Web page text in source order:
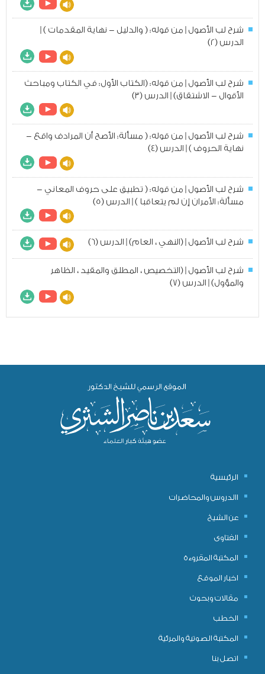
شرح لب الأصول | من قوله: ( والدليل - نهاية المقدمات ) |
الدرس (2)
شرح لب الأصول | من قوله: (الكتاب الأول: في الكتاب ومباحث
الأقوال - الاشتقاق) | الدرس (3)
شرح لب الأصول | من قوله: ( مسألة: الأصح أن المرادف واقع -
نهاية الحروف ) | الدرس (4)
شرح لب الأصول | من قوله: ( تطبيق على حروف المعاني -
مسألة: الأمران إن لم يتعاقبا ) | الدرس (5)
شرح لب الأصول | (النهي ، العام) | الدرس (6)
شرح لب الأصول | (التخصيص ، المطلق والمقيد ، الظاهر
والمؤول) | الدرس (7)
الرئيسية
االدروس والمحاضرات
عن الشيخ
الفتاوى
المكتبة المقروءة
اخبار الموقع
مقالات وبحوث
الخطب
المكتبة الصوتية والمرئية
اتصل بنا